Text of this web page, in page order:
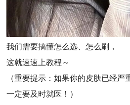
我们需要搞懂怎么选、怎么刷，
这就速速上教程～
（重要提示：如果你的皮肤已经严
一定要及时就医！）